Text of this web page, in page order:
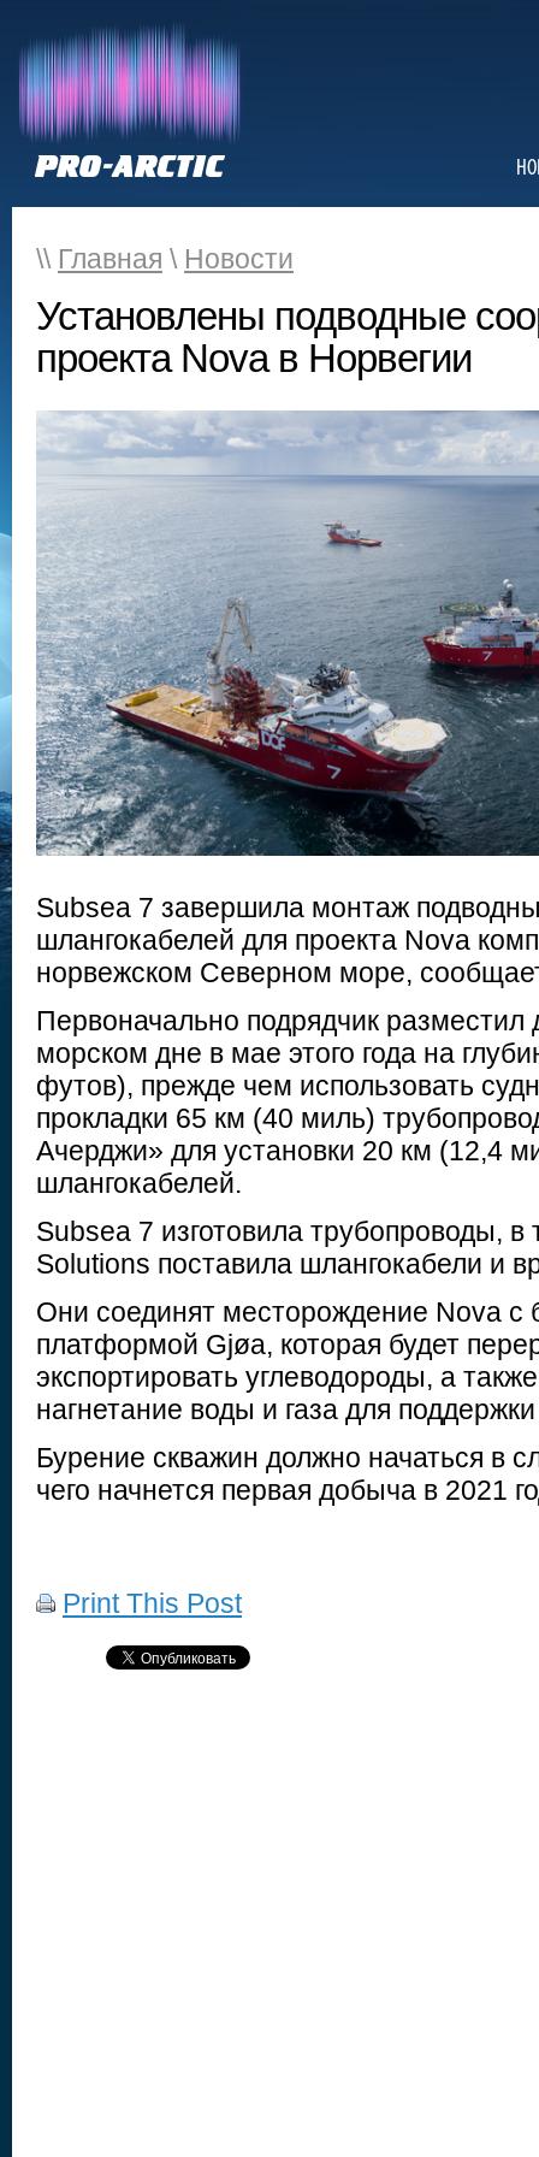
\\ Главная \ Новости
Установлены подводные
проекта Nova в Норвегии
Subsea 7 завершила монтаж
шлангокабелей для проекта Nova
норвежском Северном море,
Первоначально подрядчик
морском дне в мае этого года на
футов), прежде чем использовать
прокладки 65 км (40 миль)
Ачерджи» для установки 20 км (12,4
шлангокабелей.
Subsea 7 изготовила трубопроводы, в
Solutions поставила шлангокабели и
Они соединят месторождение Nova с
платформой Gjøa, которая будет
экспортировать углеводороды, а
нагнетание воды и газа для
Бурение скважин должно начаться в
чего начнется первая добыча в 2021
Print This Post